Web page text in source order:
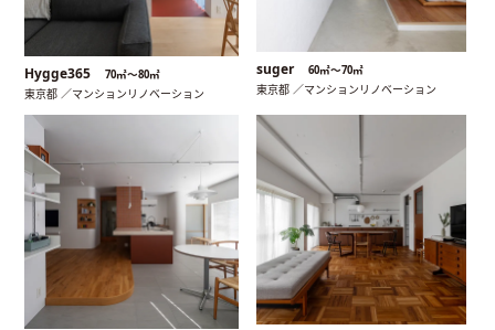
Hygge365 70㎡〜80㎡
東京都 ／マンションリノベーション
suger 60㎡〜70㎡
東京都 ／マンションリノベーション